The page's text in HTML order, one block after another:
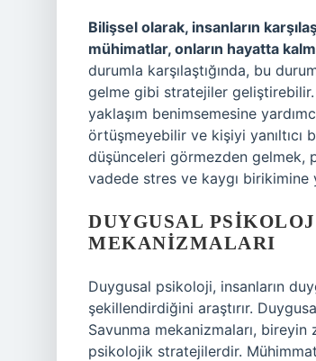
Bilişsel olarak, insanların
mühimatlar, onların hayatta
durumla karşılaştığında, bu
gelme gibi stratejiler
yaklaşım benimsemesine
örtüşmeyebilir ve kişiyi
düşünceleri görmezden gelmek,
vadede stres ve kaygı birikimine
DUYGUSAL
MEKANIZMALARI
Duygusal psikoloji, insanların
şekillendirdiğini araştırır.
Savunma mekanizmaları, bireyin
psikolojik stratejilerdir.